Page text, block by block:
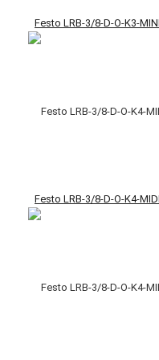
Festo LRB-3/8-D-O-K3-
Festo LRB-3/8-D-O-K4-